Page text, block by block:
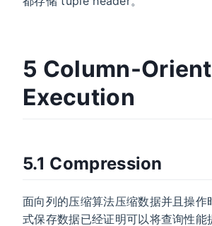
5 Column-
Execution
5.1 Compression
面向列的压缩算法压缩数据并且操作
式保存数据已经证明可以将查询性能